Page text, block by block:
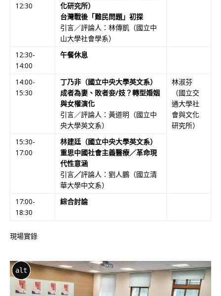
12:30
化研究所）
台灣戰後「難民問題」初探
引言／評論人：林傳凱（國立中
山大學社會學系）
12:30-
14:00
午餐休息
14:00-
15:30
丁乃非（國立中央大學英文系）
成者為妻、敗者妾/妓？轉型婚姻
與女權演化
引言／評論人：黃道明（國立中
央大學英文系）
林淑芬
（國立交
通大學社
會與文化
研究所）
15:30-
17:00
林建廷（國立中央大學英文系）
重思中國社會主義醫療／革命現
代性意涵
引言／評論人：劉人鵬（國立清
華大學中文系）
17:00-
18:30
綜合討論
現場實錄
alt
alt
alt
alt
alt
alt
alt
alt
alt
alt
alt
alt
alt
alt
alt
alt